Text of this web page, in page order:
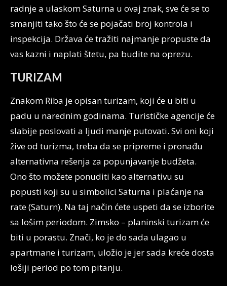
radnje a ulaskom Saturna u ovaj znak, sve će se to
smanjiti tako što će se pojačati broj kontrola i
inspekcija. Država će tražiti najmanje propuste da
vas kazni i naplati štetu, pa budite na oprezu.
TURIZAM
Znakom Riba je opisan turizam, koji će u biti u
padu u narednim godinama. Turističke agencije će
slabije poslovati a ljudi manje putovati. Svi oni koji
žive od turizma, treba da se pripreme i pronađu
alternativna rešenja za popunjavanje budžeta.
Ono što možete ponuditi kao alternativu su
popusti koji su u simbolici Saturna i plaćanje na
rate (Saturn). Na taj način ćete uspeti da se izborite
sa lošim periodom. Zimsko – planinski turizam će
biti u porastu. Znači, ko je do sada ulagao u
apartmane i turizam, uložio je jer sada kreće dosta
lošiji period po tom pitanju.